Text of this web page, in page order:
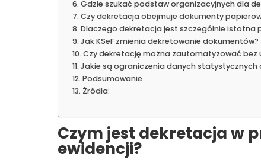
Gdzie szukać podstaw organizacyjnych dla
Czy dekretacja obejmuje dokumenty
Dlaczego dekretacja jest szczególnie istotna
Jak KSeF zmienia dekretowanie dokumentów?
Czy dekretację można zautomatyzować bez
Jakie są ograniczenia danych statystycznych
Podsumowanie
Źródła:
Czym jest dekretacja w
ewidencji?